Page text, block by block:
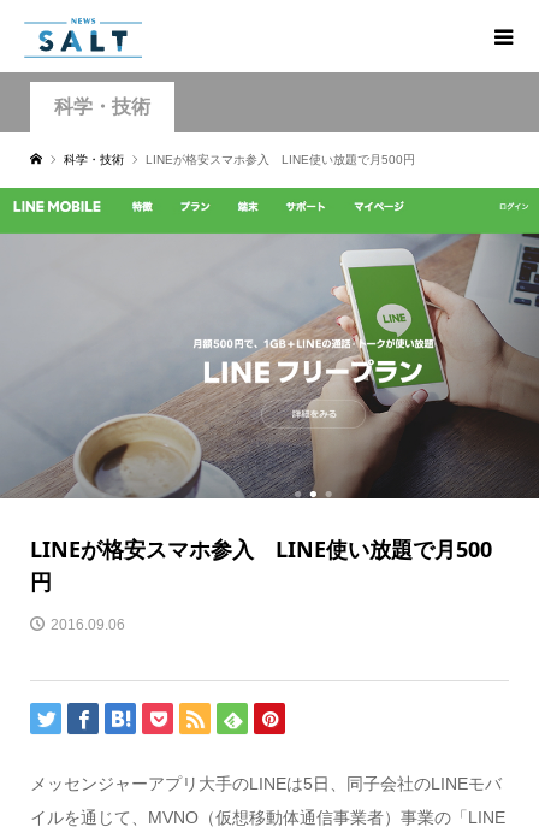
科学・技術
科学・技術 LINEが格安スマホ参入 LINE使い放題で月500円
LINEが格安スマホ参入 LINE使い放題で月500
円
2016.09.06
メッセンジャーアプリ大手のLINEは5日、同子会社のLINEモバ
イルを通じて、MVNO（仮想移動体通信事業者）事業の「LINE